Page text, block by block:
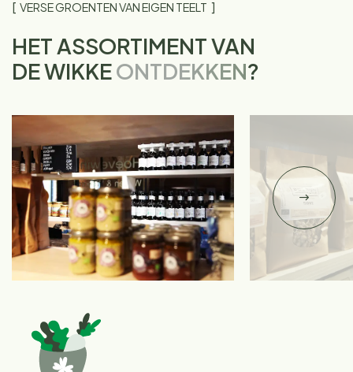
VERSE GROENTEN VAN EIGEN TEELT
HET ASSORTIMENT VAN
DE WIKKEONTDEKKEN?